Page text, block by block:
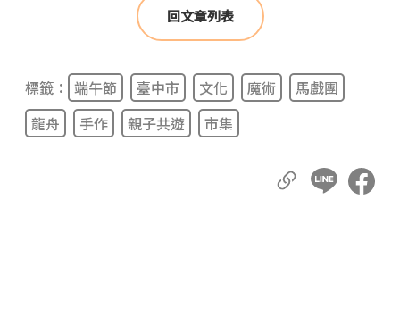
回文章列表
標籤： 端午節 臺中市 文化 魔術
馬戲團
龍舟
手作 親子共遊 市集